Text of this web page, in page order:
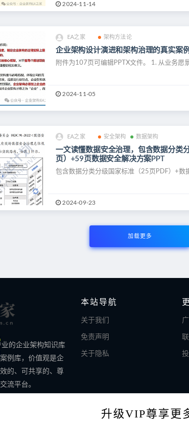
2024-11-14
EA之家 架构方法论
企业架构设计演进和架构治理的真实案
附件为107页可编辑PPTX文件。 1. 从业务愿
2024-11-05
EA之家 安全架构 数据架构
一文读懂数据安全治理，包含数据分类
页）+59页数据安全解决方案PPT
包含数据分类分级国家标准（25页PDF）+
2024-09-23
加载更多
的企业架构知识库
例库，价值观是企
的、可共享的、尊
流平台。
本站导航
关于我们
免责声明
关于隐私
升级VIP尊享更